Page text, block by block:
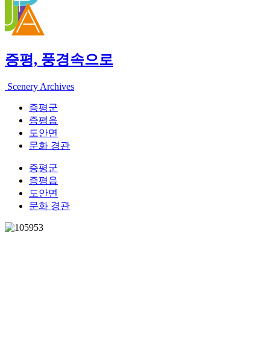
증평, 풍경속으로
Scenery Archives
증평군
증평읍
도안면
문화 경관
증평군
증평읍
도안면
문화 경관